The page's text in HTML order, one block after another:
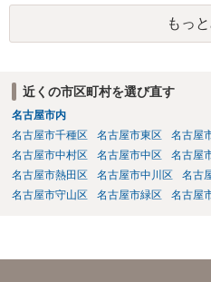
行うものとし、サイトとしては責任
ることがあります。 利用者も多い
ェックは行えないことから、自己責
ような画像もそのまま投稿されてし
除や損害賠償等の請求がなされるま
たままになっているものと思われま
く、また、本人の特定にも時間や費
転載に対しては、権利者が対応でき
思われます。 もっとも、著作権者と
を問われることになり、結果として
もっ
近くの市区町村を選び直す
名古屋市内
名古屋市千種区
名古屋市東区 名古屋
名古屋市中村区
名古屋市中区 名古屋
名古屋市熱田区
名古屋市中川区 名古
名古屋市守山区
名古屋市緑区 名古屋